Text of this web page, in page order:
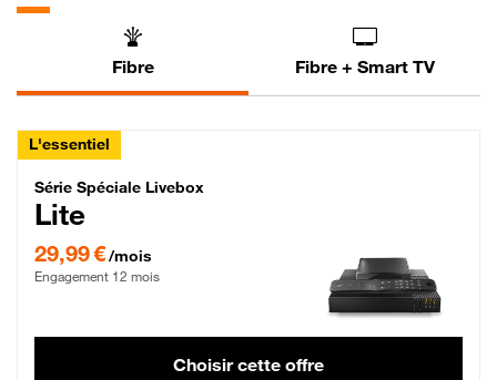
Fibre Fibre + Smart TV
L'essentiel
Série Spéciale Livebox Lite Fibre
Série Spéciale Livebox
Lite
29,99 €/mois
Engagement 12 mois
Choisir cette offre